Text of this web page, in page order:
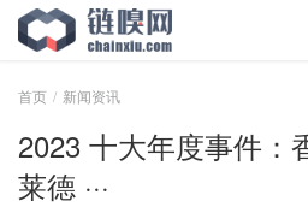
首页 新闻资讯
2023 十大年度事件：
莱德 ···